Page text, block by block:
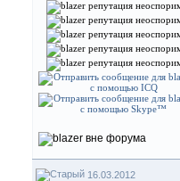
16.03.2012